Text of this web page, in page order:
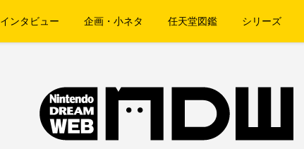
インタビュー 企画・小ネタ 任天堂図鑑 シリーズ